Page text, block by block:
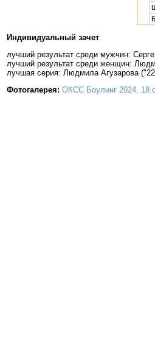
Индивидуальный зачет
лучший результат среди мужчин:
лучший результат среди женщин:
лучшая серия: Людмила Агузарова
Фотогалерея: ОКСС Боулинг 2024, 18